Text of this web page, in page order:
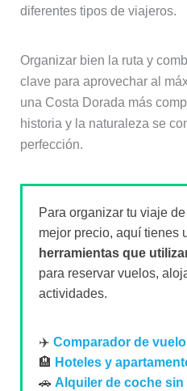
diferentes tipos de viajeros.
Organizar bien la ruta y
clave para aprovechar al
una Costa Dorada más
historia y la naturaleza se
perfección.
Para organizar tu viaje
mejor precio, aquí tienes
herramientas que
para reservar vuelos,
actividades.
✈️ Comparador de
🏨
Hoteles y
🚗 Alquiler de coche